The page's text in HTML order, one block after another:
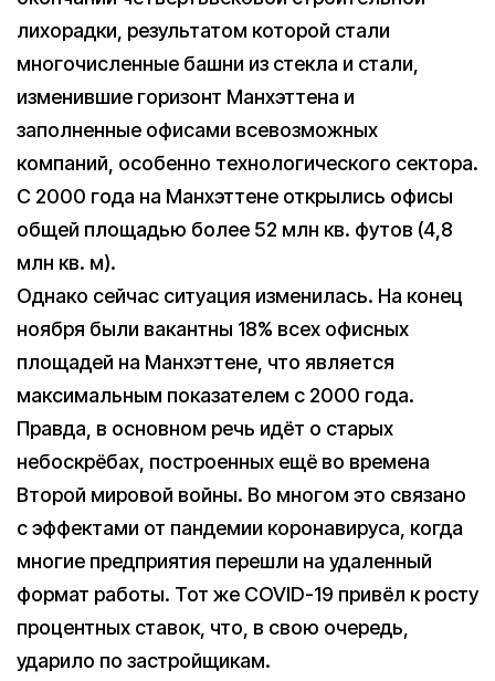
лихорадки, результатом которой стали
многочисленные башни из стекла и стали,
изменившие горизонт Манхэттена и
заполненные офисами всевозможных
компаний, особенно технологического сектора.
С 2000 года на Манхэттене открылись офисы
общей площадью более 52 млн кв. футов (4,8
млн кв. м).
Однако сейчас ситуация изменилась. На конец
ноября были вакантны 18% всех офисных
площадей на Манхэттене, что является
максимальным показателем с 2000 года.
Правда, в основном речь идёт о старых
небоскрёбах, построенных ещё во времена
Второй мировой войны. Во многом это связано
с эффектами от пандемии коронавируса, когда
многие предприятия перешли на удаленный
формат работы. Тот же COVID-19 привёл к росту
процентных ставок, что, в свою очередь,
ударило по застройщикам.